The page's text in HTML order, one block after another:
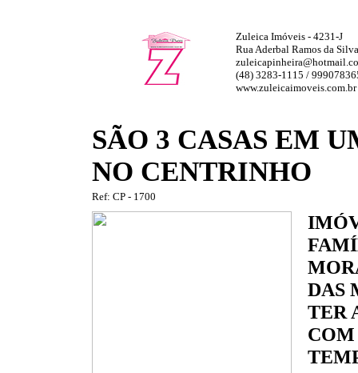
Zuleica Imóveis - 4231-J
Rua Aderbal Ramos da
(48) 3283-1115 /
www.zuleicaimoveis.com.br
SÃO 3 CASAS EM
NO CENTRINHO
Ref: CP - 1700
DAS
TER